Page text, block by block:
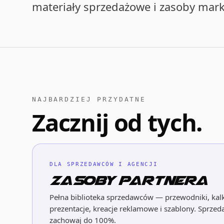
materiały sprzedażowe i zasoby
NAJBARDZIEJ PRZYDATNE
Zacznij od tych.
DLA SPRZEDAWCÓW I AGENCJI
Zasoby partnera
Pełna biblioteka sprzedawców — przewodniki,
prezentacje, kreacje reklamowe i szablony.
zachowaj do 100%.